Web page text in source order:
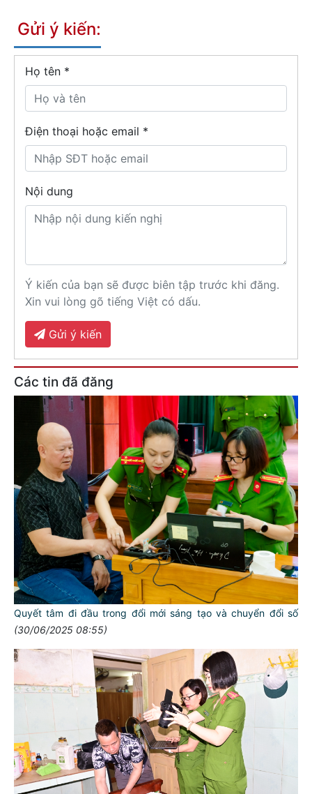
Gửi ý kiến:
Họ tên *
Điện thoại hoặc email *
Nội dung
Ý kiến của bạn sẽ được biên tập trước khi đăng.
Xin vui lòng gõ tiếng Việt có dấu.
Gửi ý kiến
Các tin đã đăng
Quyết tâm đi đầu trong đổi mới sáng tạo và chuyển đổi số
(30/06/2025 08:55)